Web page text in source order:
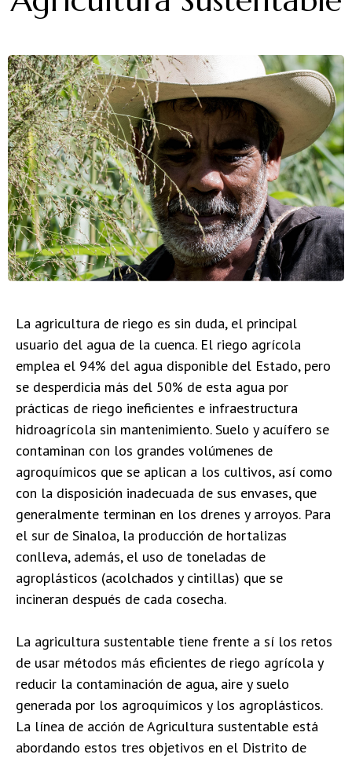
La agricultura de riego es sin duda, el principal
usuario del agua de la cuenca. El riego agrícola
emplea el 94% del agua disponible del Estado, pero
se desperdicia más del 50% de esta agua por
prácticas de riego ineficientes e infraestructura
hidroagrícola sin mantenimiento. Suelo y acuífero se
contaminan con los grandes volúmenes de
agroquímicos que se aplican a los cultivos, así como
con la disposición inadecuada de sus envases, que
generalmente terminan en los drenes y arroyos. Para
el sur de Sinaloa, la producción de hortalizas
conlleva, además, el uso de toneladas de
agroplásticos (acolchados y cintillas) que se
incineran después de cada cosecha.
La agricultura sustentable tiene frente a sí los retos
de usar métodos más eficientes de riego agrícola y
reducir la contaminación de agua, aire y suelo
generada por los agroquímicos y los agroplásticos.
La línea de acción de Agricultura sustentable está
abordando estos tres objetivos en el Distrito de